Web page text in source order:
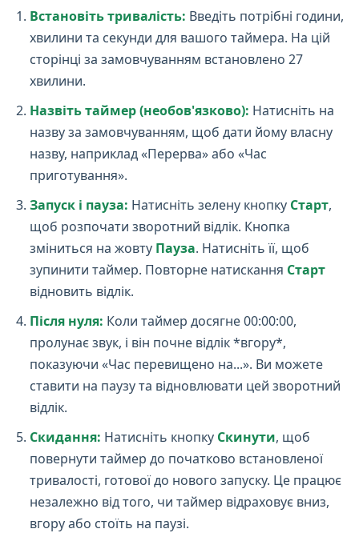
Встановіть тривалість: Введіть потрібні години,
хвилини та секунди для вашого таймера. На цій
сторінці за замовчуванням встановлено 27
хвилини.
Назвіть таймер (необов'язково): Натисніть на
назву за замовчуванням, щоб дати йому власну
назву, наприклад «Перерва» або «Час
приготування».
Запуск і пауза: Натисніть зелену кнопку Старт,
щоб розпочати зворотний відлік. Кнопка
зміниться на жовту Пауза. Натисніть її, щоб
зупинити таймер. Повторне натискання Старт
відновить відлік.
Після нуля: Коли таймер досягне 00:00:00,
пролунає звук, і він почне відлік *вгору*,
показуючи «Час перевищено на...». Ви можете
ставити на паузу та відновлювати цей зворотний
відлік.
Скидання: Натисніть кнопку Скинути, щоб
повернути таймер до початково встановленої
тривалості, готової до нового запуску. Це працює
незалежно від того, чи таймер відраховує вниз,
вгору або стоїть на паузі.